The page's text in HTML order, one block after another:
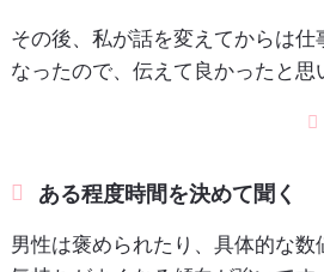
その後、私が話を変えてからは仕
なったので、伝えて良かったと思
ある程度時間を決めて聞く
男性は褒められたり、具体的な数